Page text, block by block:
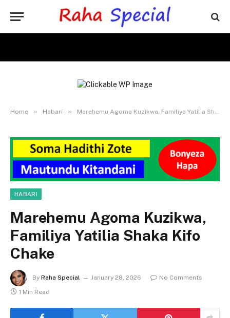
Home » Habari » Marehemu Agoma Kuzikwa, Familiya Yatilia Shaka Kifo Chake
HABARI
Marehemu Agoma Kuzikwa,
Familiya Yatilia Shaka Kifo
Chake
By Raha Special January 28, 2026
No Comments
1 Min Read